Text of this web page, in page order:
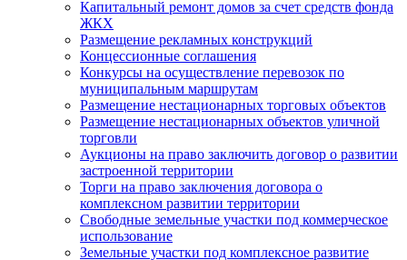
Капитальный ремонт домов за счет средств фонда
ЖКХ
Размещение рекламных конструкций
Концессионные соглашения
Конкурсы на осуществление перевозок по
муниципальным маршрутам
Размещение нестационарных торговых объектов
Размещение нестационарных объектов уличной
торговли
Аукционы на право заключить договор о развитии
застроенной территории
Торги на право заключения договора о
комплексном развитии территории
Свободные земельные участки под коммерческое
использование
Земельные участки под комплексное развитие